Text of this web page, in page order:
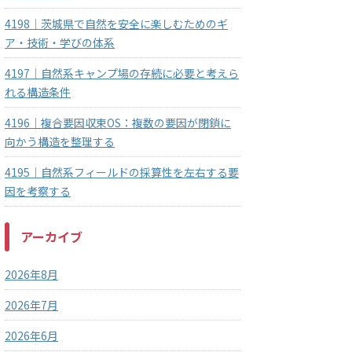
4198｜茨城県で自然を安全に楽しむためのギ
ア・技術・学びの体系
4197｜自然系キャンプ場の存続に必要と考えら
れる構造条件
4196｜複合要因収束OS：複数の要因が閉鎖に
向かう構造を整理する
4195｜自然系フィールドの採算性を左右する要
因を考察する
アーカイブ
2026年8月
2026年7月
2026年6月